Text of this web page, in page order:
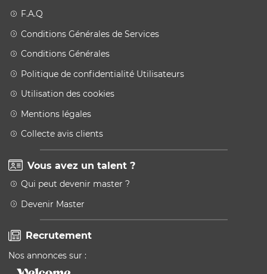
F.A.Q
Conditions Générales de Services
Conditions Générales
Politique de confidentialité Utilisateurs
Utilisation des cookies
Mentions légales
Collecte avis clients
Vous avez un talent ?
Qui peut devenir master ?
Devenir Master
Recrutement
Nos annonces sur :